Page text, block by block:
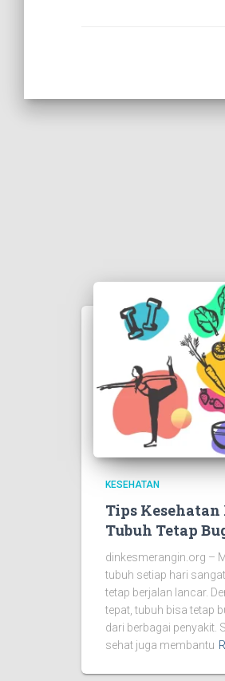
KESEHATAN
Tips
Tubuh Tetap
dinkesmerangin.org –
tubuh setiap hari
tetap berjalan lancar.
tepat, tubuh bisa tetap
dari berbagai penyakit.
sehat juga membantu